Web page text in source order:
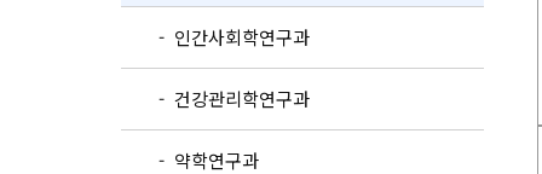
- 인간사회학연구과
- 건강관리학연구과
- 약학연구과